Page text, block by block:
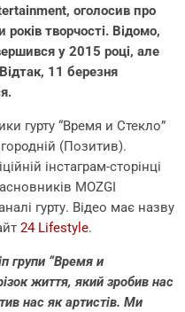
оголосив про
років творчості. Відомо,
у 2015 році, але
11 березня
гурту “Время и Стекло”
(Позитив).
інстаграм-сторінці
MOZGI
гурту. Відео має назву
24 Lifestyle.
групи “Время и
життя, який зробив нас
нас як артистів. Ми